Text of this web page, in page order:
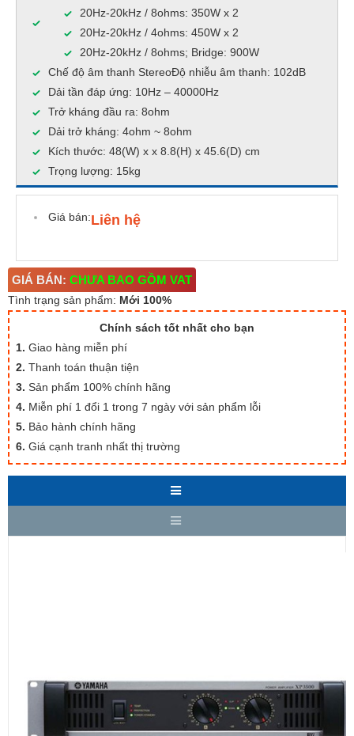
20Hz-20kHz / 8ohms: 350W x 2
20Hz-20kHz / 4ohms: 450W x 2
20Hz-20kHz / 8ohms; Bridge: 900W
Chế độ âm thanh StereoĐộ nhiễu âm thanh: 102dB
Dải tần đáp ứng: 10Hz – 40000Hz
Trở kháng đầu ra: 8ohm
Dải trở kháng: 4ohm ~ 8ohm
Kích thước: 48(W) x x 8.8(H) x 45.6(D) cm
Trọng lượng: 15kg
Giá bán:Liên hệ
GIÁ BÁN: CHƯA BAO GỒM VAT
Tình trạng sản phẩm: Mới 100%
Chính sách tốt nhất cho bạn
1. Giao hàng miễn phí
2. Thanh toán thuận tiện
3. Sản phẩm 100% chính hãng
4. Miễn phí 1 đổi 1 trong 7 ngày với sản phẩm lỗi
5. Bảo hành chính hãng
6. Giá cạnh tranh nhất thị trường